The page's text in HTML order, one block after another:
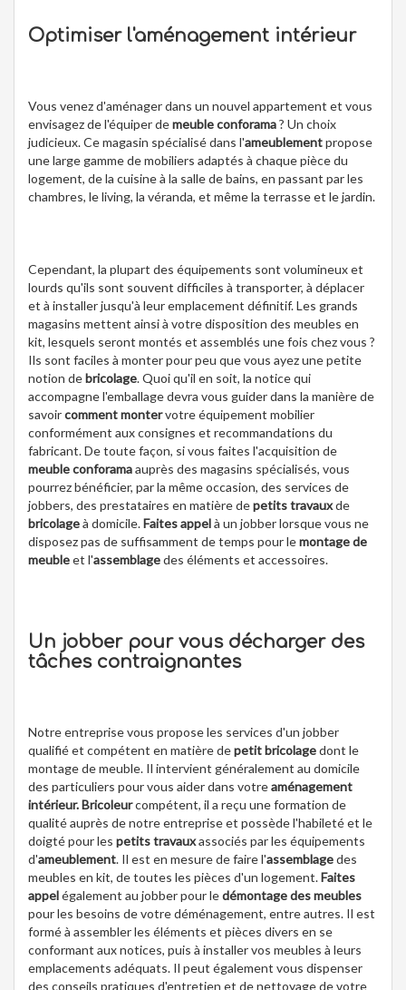
Optimiser l'aménagement intérieur
Vous venez d'aménager dans un nouvel appartement et vous
envisagez de l'équiper demeuble conforama? Un choix
judicieux. Ce magasin spécialisé dans l'ameublementpropose
une large gamme de mobiliers adaptés à chaque pièce du
logement, de la cuisine à la salle de bains, en passant par les
chambres, le living, la véranda, et même la terrasse et le jardin.
Cependant, la plupart des équipements sont volumineux et
lourds qu'ils sont souvent difficiles à transporter, à déplacer
et à installer jusqu'à leur emplacement définitif. Les grands
magasins mettent ainsi à votre disposition des meubles en
kit, lesquels seront montés et assemblés une fois chez vous ?
Ils sont faciles à monter pour peu que vous ayez une petite
notion debricolage. Quoi qu'il en soit, la notice qui
accompagne l'emballage devra vous guider dans la manière de
savoircomment montervotre équipement mobilier
conformément aux consignes et recommandations du
fabricant. De toute façon, si vous faites l'acquisition de
meuble conforamaauprès des magasins spécialisés, vous
pourrez bénéficier, par la même occasion, des services de
jobbers, des prestataires en matière depetits travauxde
bricolageà domicile.Faites appelà un jobber lorsque vous ne
disposez pas de suffisamment de temps pour lemontage de
meubleet l'assemblagedes éléments et accessoires.
Un jobber pour vous décharger des
tâches contraignantes
Notre entreprise vous propose les services d'un jobber
qualifié et compétent en matière depetit bricolagedont le
montage de meuble. Il intervient généralement au domicile
des particuliers pour vous aider dans votreaménagement
intérieur. Bricoleurcompétent, il a reçu une formation de
qualité auprès de notre entreprise et possède l'habileté et le
doigté pour les petits travauxassociés par les équipements
d'ameublement. Il est en mesure de faire l'assemblagedes
meubles en kit, de toutes les pièces d'un logement.Faites
appelégalement au jobber pour ledémontage des meubles
pour les besoins de votre déménagement, entre autres. Il est
formé à assembler les éléments et pièces divers en se
conformant aux notices, puis à installer vos meubles à leurs
emplacements adéquats. Il peut également vous dispenser
des conseils pratiques d'entretien et de nettoyage de votre